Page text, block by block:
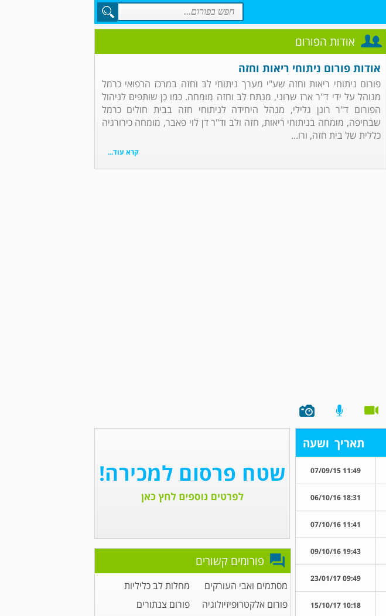
אודות הפורום
אודות פורום ניתוחי ריאות וחזה
פורום ניתוחי ריאות וחזה שע"י מערך ניתוחי לב וחזה במרכז הרפואי כרמל
מנוהל על ידי ד"ר ארז שרוני, מנתח לב וחזה מומחה. כמו כן שותפים לניהול
הפורום ד"ר רונן גלילי, מנהל היחידה לניתוחי חזה בבית חולים כרמל
שבחיפה, מומחה בניתוחי ריאות, חזה ולב וד"ר דן לוי פאבר, מומחה כירורגיה
כללית של בית חזה, ורו...
קרא עוד...
תאריך ושעה
11:49 07/09/15
18:31 06/10/16
11:41 07/10/16
19:43 09/10/16
09:49 23/01/17
10:18 15/10/17
פורומים קשורים
מסתמים ואבי העורקים
מחלות לב כליליות
פורום אלקטרופיזיולוגיה
פורום צנתורים